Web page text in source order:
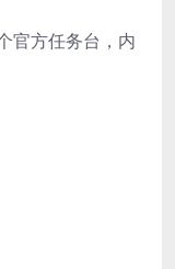
官方任务台，内